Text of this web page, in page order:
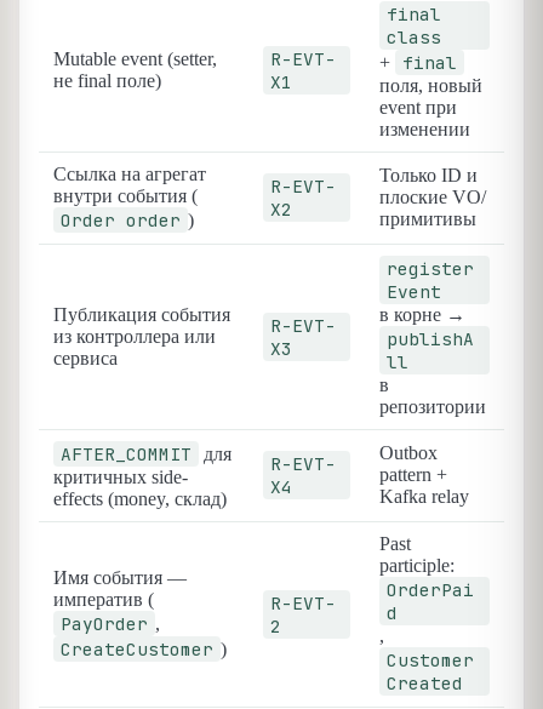
Mutable event (setter,
не final поле)
R-EVT-
X1
final
class
+ final
поля, новый
event при
изменении
Ссылка на агрегат
внутри события (
Order order )
R-EVT-
X2
Только ID и
плоские VO/
примитивы
Публикация события
из контроллера или
сервиса
R-EVT-
X3
register
Event
в корне →
publishA
ll
в
репозитории
AFTER_COMMIT
для
критичных side-
effects (money, склад)
R-EVT-
X4
Outbox
pattern +
Kafka relay
Имя события —
императив (
PayOrder ,
CreateCustomer )
R-EVT-
2
Past
participle:
OrderPai
d
,
Customer
Created